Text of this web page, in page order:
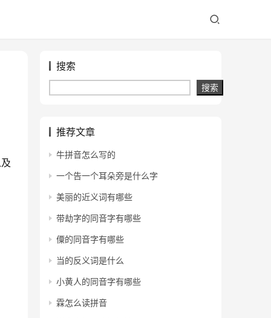
搜索
搜索
推荐文章
牛拼音怎么写的
一个告一个耳朵旁是什么字
美丽的近义词有哪些
带劫字的同音字有哪些
僳的同音字有哪些
当的反义词是什么
小黄人的同音字有哪些
霖怎么读拼音